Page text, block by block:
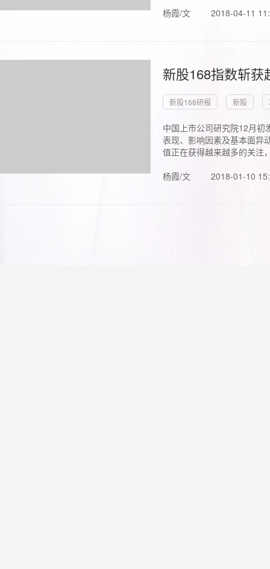
杨霞/文 2018-04-11
新股168指数斩
新股168研报 新股
中国上市公司研究院12月初
表现、影响因素及基本面异
值正在获得越来越多的关注
杨霞/文
2018-01-10